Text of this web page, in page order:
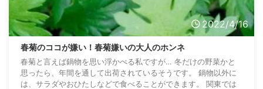
2022/4/16
春菊のココが嫌い！春菊嫌いの大人のホンネ
春菊と言えば鍋物を思い浮かべる私ですが… 冬だけの野菜かと
思ったら、年間を通して出荷されているそうです。 鍋物以外に
は、サラダやおひたしなどで食べることができます。 関東では